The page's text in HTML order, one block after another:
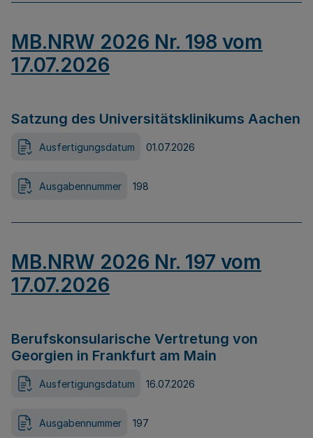
MB.NRW 2026 Nr. 198 vom
17.07.2026
Satzung des Universitätsklinikums Aachen
Ausfertigungsdatum 01.07.2026
Ausgabennummer 198
MB.NRW 2026 Nr. 197 vom
17.07.2026
Berufskonsularische Vertretung von
Georgien in Frankfurt am Main
Ausfertigungsdatum 16.07.2026
Ausgabennummer 197